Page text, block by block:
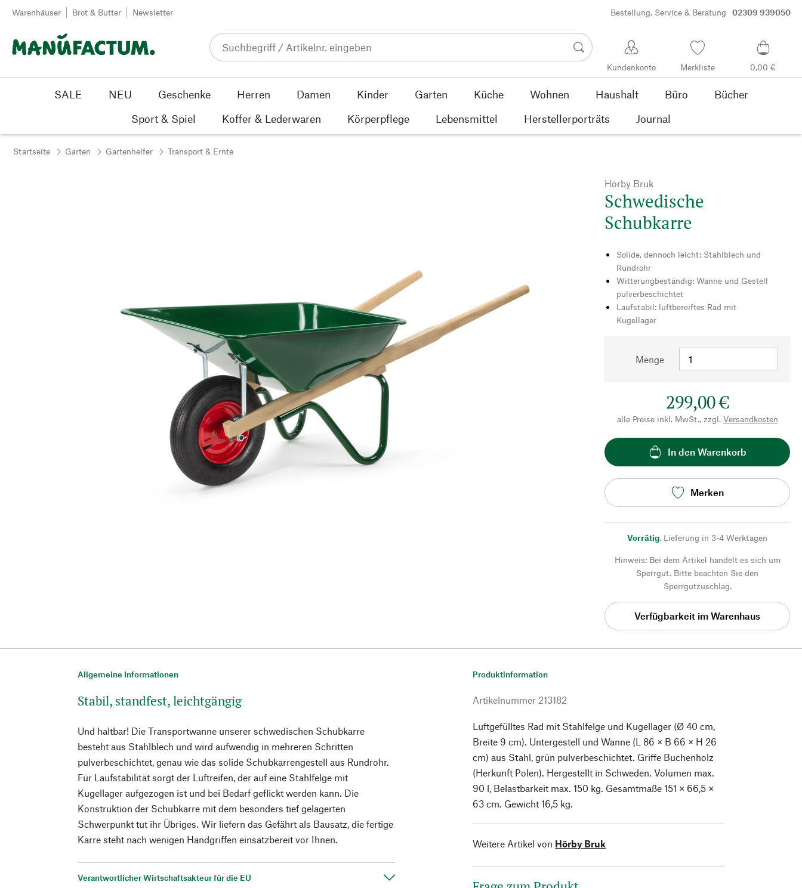
Zum Inhalt springen
Warenhäuser Brot & Butter Newsletter Bestellung, Service & Beratung 02309 939050
Kundenkonto Merkliste 0,00 €
SALE NEU Geschenke Herren Damen Kinder Garten Küche Wohnen Haushalt Büro
Bücher
Sport & Spiel
Koffer & Lederwaren Körperpflege Lebensmittel Herstellerporträts Journal
Startseite Garten Gartenhelfer Transport & Ernte
Hörby Bruk
Schwedische
Schubkarre
Solide, dennoch leicht: Stahlblech und
Rundrohr
Witterungbeständig: Wanne und Gestell
pulverbeschichtet
Laufstabil: luftbereiftes Rad mit
Kugellager
Menge
299,00 €
alle Preise inkl. MwSt., zzgl. Versandkosten
In den Warenkorb
Merken
Vorrätig, Lieferung in 3-4 Werktagen
Hinweis: Bei dem Artikel handelt es sich um
Sperrgut. Bitte beachten Sie den
Sperrgutzuschlag.
Verfügbarkeit im Warenhaus
Allgemeine Informationen
Stabil, standfest, leichtgängig
Und haltbar! Die Transportwanne unserer schwedischen Schubkarre
besteht aus Stahlblech und wird aufwendig in mehreren Schritten
pulverbeschichtet, genau wie das solide Schubkarrengestell aus Rundrohr.
Für Laufstabilität sorgt der Luftreifen, der auf eine Stahlfelge mit
Kugellager aufgezogen ist und bei Bedarf geflickt werden kann. Die
Konstruktion der Schubkarre mit dem besonders tief gelagerten
Schwerpunkt tut ihr Übriges. Wir liefern das Gefährt als Bausatz, die fertige
Karre steht nach wenigen Handgriffen einsatzbereit vor Ihnen.
Verantwortlicher Wirtschaftsakteur für die EU
Produktinformation
Artikelnummer 213182
Luftgefülltes Rad mit Stahlfelge und Kugellager (Ø 40 cm,
Breite 9 cm). Untergestell und Wanne (L 86 × B 66 × H 26
cm) aus Stahl, grün pulverbeschichtet. Griffe Buchenholz
(Herkunft Polen). Hergestellt in Schweden. Volumen max.
90 l, Belastbarkeit max. 150 kg. Gesamtmaße 151 × 66,5 ×
63 cm. Gewicht 16,5 kg.
Weitere Artikel von Hörby Bruk